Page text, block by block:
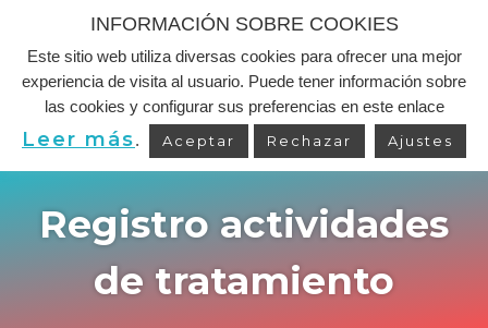
Saltar
al
contenido
Registro actividades
de tratamiento
INFORMACIÓN SOBRE COOKIES
Este sitio web utiliza diversas cookies para ofrecer una mejor
experiencia de visita al usuario. Puede tener información sobre
las cookies y configurar sus preferencias en este enlace
Leer más. Aceptar Rechazar Ajustes